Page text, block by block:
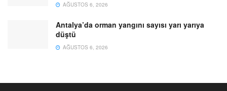
AĞUSTOS 6, 2026
Antalya’da orman yangını sayısı yarı yarıya
düştü
AĞUSTOS 6, 2026